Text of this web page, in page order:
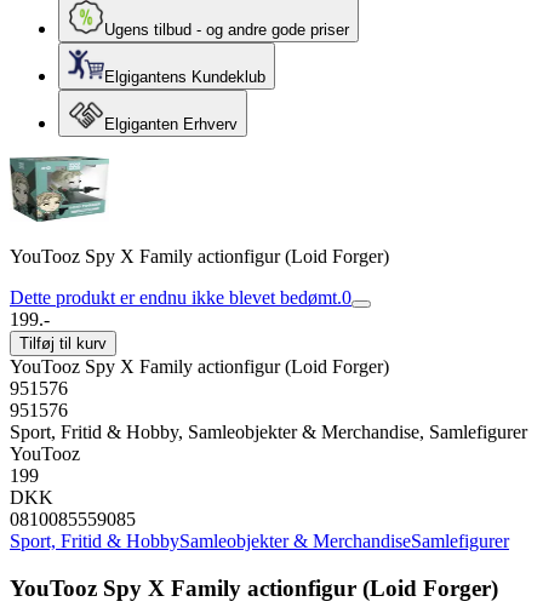
Ugens tilbud - og andre gode priser
Elgigantens Kundeklub
Elgiganten Erhverv
YouTooz Spy X Family actionfigur (Loid Forger)
Dette produkt er endnu ikke blevet bedømt.0
199.-
Tilføj til kurv
YouTooz Spy X Family actionfigur (Loid Forger)
951576
951576
Sport, Fritid & Hobby, Samleobjekter & Merchandise, Samlefigurer
YouTooz
199
DKK
0810085559085
Sport, Fritid & HobbySamleobjekter & MerchandiseSamlefigurer
YouTooz Spy X Family actionfigur (Loid Forger)